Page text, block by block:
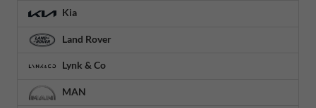
Kia
Land Rover
Lynk & Co
MAN